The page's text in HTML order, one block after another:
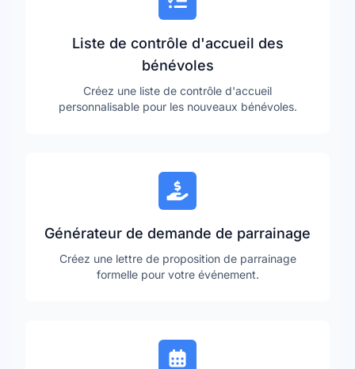
Liste de contrôle d'accueil des
bénévoles
Créez une liste de contrôle d'accueil
personnalisable pour les nouveaux bénévoles.
Générateur de demande de parrainage
Créez une lettre de proposition de parrainage
formelle pour votre événement.